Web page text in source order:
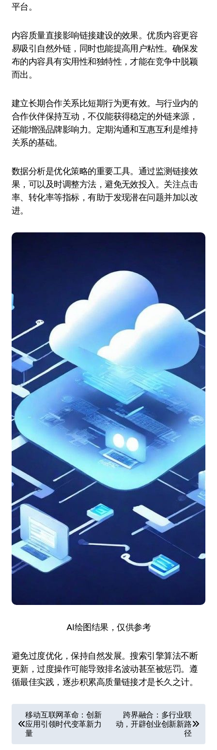
平台。
内容质量直接影响链接建设的效果。优质内容更容
易吸引自然外链，同时也能提高用户粘性。确保发
布的内容具有实用性和独特性，才能在竞争中脱颖
而出。
建立长期合作关系比短期行为更有效。与行业内的
合作伙伴保持互动，不仅能获得稳定的外链来源，
还能增强品牌影响力。定期沟通和互惠互利是维持
关系的基础。
数据分析是优化策略的重要工具。通过监测链接效
果，可以及时调整方法，避免无效投入。关注点击
率、转化率等指标，有助于发现潜在问题并加以改
进。
AI绘图结果，仅供参考
避免过度优化，保持自然发展。搜索引擎算法不断
更新，过度操作可能导致排名波动甚至被惩罚。遵
循最佳实践，逐步积累高质量链接才是长久之计。
章
导
移动互联网革命：创新
应用引领时代变革新力
量
跨界融合：多行业联
动，开辟创业创新新路
径